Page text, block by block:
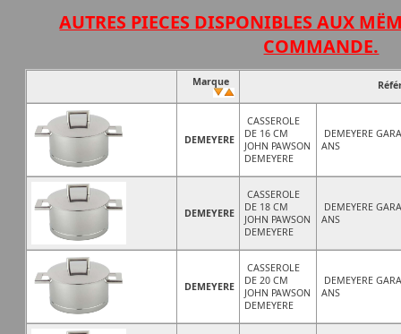
AUTRES PIECES DISPONIBLES AUX
COMMANDE.
Marque
DEMEYERE
CASSEROLE
DE 16 CM
JOHN PAWSON
DEMEYERE
DEMEYERE
ANS
DEMEYERE
CASSEROLE
DE 18 CM
JOHN PAWSON
DEMEYERE
DEMEYERE
ANS
DEMEYERE
CASSEROLE
DE 20 CM
JOHN PAWSON
DEMEYERE
DEMEYERE
ANS